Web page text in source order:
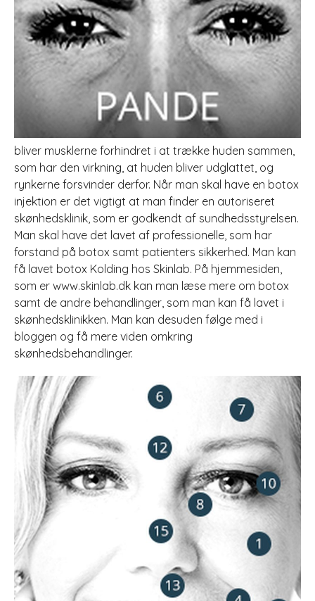
bliver musklerne forhindret i at trække huden sammen,
som har den virkning, at huden bliver udglattet, og
rynkerne forsvinder derfor. Når man skal have en botox
injektion er det vigtigt at man finder en autoriseret
skønhedsklinik, som er godkendt af sundhedsstyrelsen.
Man skal have det lavet af professionelle, som har
forstand på botox samt patienters sikkerhed. Man kan
få lavet botox Kolding hos Skinlab. På hjemmesiden,
som er www.skinlab.dk kan man læse mere om botox
samt de andre behandlinger, som man kan få lavet i
skønhedsklinikken. Man kan desuden følge med i
bloggen og få mere viden omkring
skønhedsbehandlinger.